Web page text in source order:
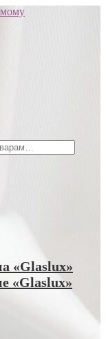
«Glaslux»
«Glaslux»